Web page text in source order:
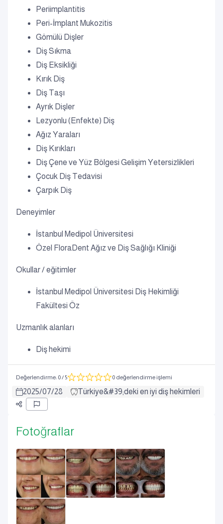
Periimplantitis
Peri-İmplant Mukozitis
Gömülü Dişler
Diş Sıkma
Diş Eksikliği
Kırık Diş
Diş Taşı
Ayrık Dişler
Lezyonlu (Enfekte) Diş
Ağız Yaraları
Diş Kırıkları
Diş Çene ve Yüz Bölgesi Gelişim Yetersizlikleri
Çocuk Diş Tedavisi
Çarpık Diş
Deneyimler
İstanbul Medipol Üniversitesi
Özel FloraDent Ağız ve Diş Sağlığı Kliniği
Okullar / eğitimler
İstanbul Medipol Üniversitesi Diş Hekimliği
Fakültesi Öz
Uzmanlık alanları
Diş hekimi
Değerlendirme: 0/ 5 0 değerlendirme işlemi
2025/07/28 Türkiye&#39;deki en iyi diş hekimleri
Fotoğraflar